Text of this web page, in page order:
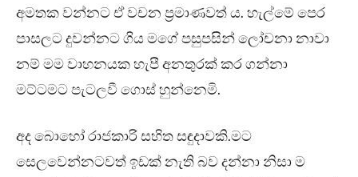
අමතක වන්නට ඒ වචන ප්‍රමාණවත් ය. හැල්මේ පෙර
පාසලට දුවන්නට ගිය මගේ පසුපසින් ලෝචනා නාවා
නම් මම වාහනයක හැපී අනතුරක් කර ගන්නා
මට්ටමට පැටලවී ගොස් හුන්නෙමි.
අද බොහෝ රාජකාරි සහිත සඳුදාවකි.මට
සෙලවෙන්නටවත් ඉඩක් නැති බව දන්නා නිසා ම